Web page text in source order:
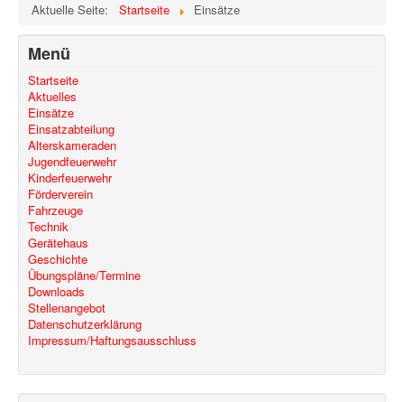
Aktuelle Seite:
Startseite Einsätze
Menü
Startseite
Aktuelles
Einsätze
Einsatzabteilung
Alterskameraden
Jugendfeuerwehr
Kinderfeuerwehr
Förderverein
Fahrzeuge
Technik
Gerätehaus
Geschichte
Übungspläne/Termine
Downloads
Stellenangebot
Datenschutzerklärung
Impressum/Haftungsausschluss